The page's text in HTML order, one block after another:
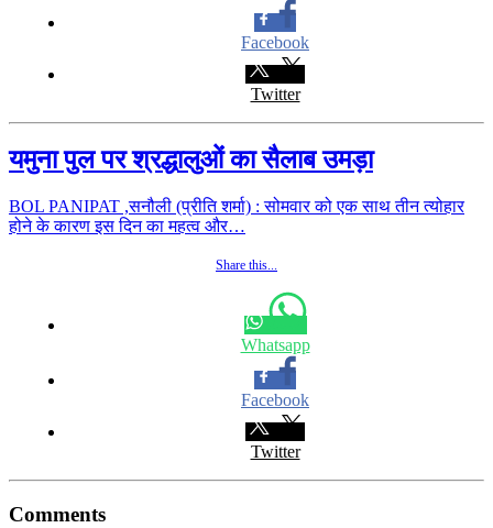
Facebook
Twitter
यमुना पुल पर श्रद्धालुओं का सैलाब उमड़ा
BOL PANIPAT ,सनौली (प्रीति शर्मा) : सोमवार को एक साथ तीन त्योहार
होने के कारण इस दिन का महत्व और…
Share this...
Whatsapp
Facebook
Twitter
Comments